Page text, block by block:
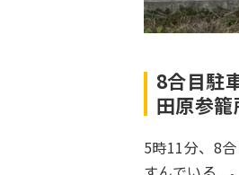
8合目駐
田原参籠
5時11分、8